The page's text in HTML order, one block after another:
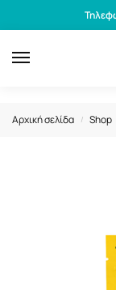
Αρχική σελίδα / Shop